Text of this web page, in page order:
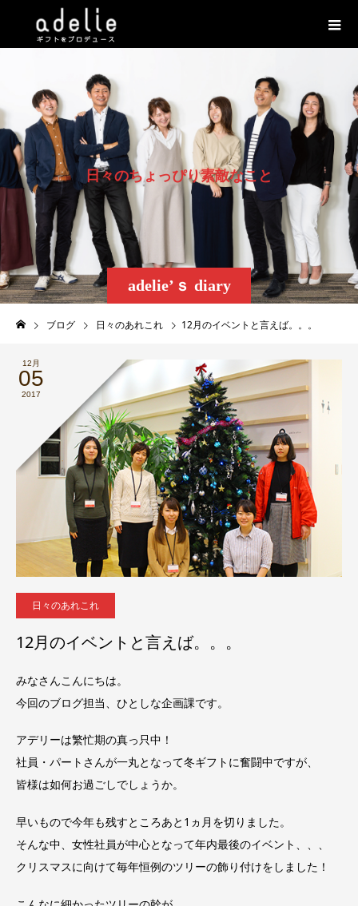
adelie’ｓ diary
日々のちょ っぴり素敵なこ と
ブログ 日々のあれこれ 12月のイベントと言えば。。。
12月
05
2017
日々のあれこれ
12月のイベントと言えば。。。
みなさんこんにちは。
今回のブログ担当、ひとしな企画課です。
アデリーは繁忙期の真っ只中！
社員・パートさんが一丸となって冬ギフトに奮闘中ですが、
皆様は如何お過ごしでしょうか。
早いもので今年も残すところあと1ヵ月を切りました。
そんな中、女性社員が中心となって年内最後のイベント、、、
クリスマスに向けて毎年恒例のツリーの飾り付けをしました！